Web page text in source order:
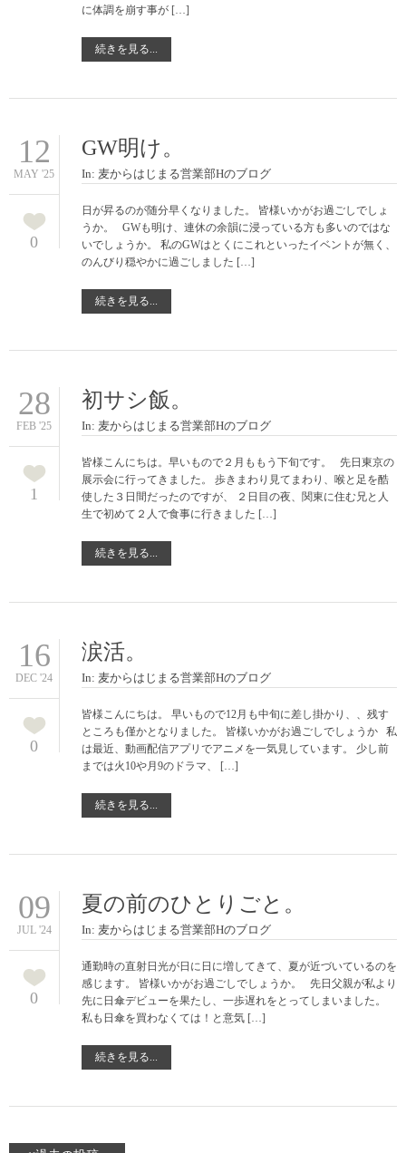
に体調を崩す事が […]
続きを見る...
12
MAY '25
0
GW明け。
In: 麦からはじまる営業部Hのブログ
日が昇るのが随分早くなりました。 皆様いかがお過ごしでしょ
うか。 GWも明け、連休の余韻に浸っている方も多いのではな
いでしょうか。 私のGWはとくにこれといったイベントが無く、
のんびり穏やかに過ごしました […]
続きを見る...
28
FEB '25
1
初サシ飯。
In: 麦からはじまる営業部Hのブログ
皆様こんにちは。早いもので２月ももう下旬です。 先日東京の
展示会に行ってきました。 歩きまわり見てまわり、喉と足を酷
使した３日間だったのですが、 ２日目の夜、関東に住む兄と人
生で初めて２人で食事に行きました […]
続きを見る...
16
DEC '24
0
涙活。
In: 麦からはじまる営業部Hのブログ
皆様こんにちは。 早いもので12月も中旬に差し掛かり、、残す
ところも僅かとなりました。 皆様いかがお過ごしでしょうか 私
は最近、動画配信アプリでアニメを一気見しています。 少し前
までは火10や月9のドラマ、 […]
続きを見る...
09
JUL '24
0
夏の前のひとりごと。
In: 麦からはじまる営業部Hのブログ
通勤時の直射日光が日に日に増してきて、夏が近づいているのを
感じます。 皆様いかがお過ごしでしょうか。 先日父親が私より
先に日傘デビューを果たし、一歩遅れをとってしまいました。
私も日傘を買わなくては！と意気 […]
続きを見る...